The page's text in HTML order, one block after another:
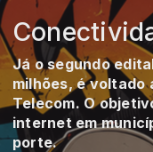
Já o segundo
milhões, é voltado
Telecom. O
internet em
porte.